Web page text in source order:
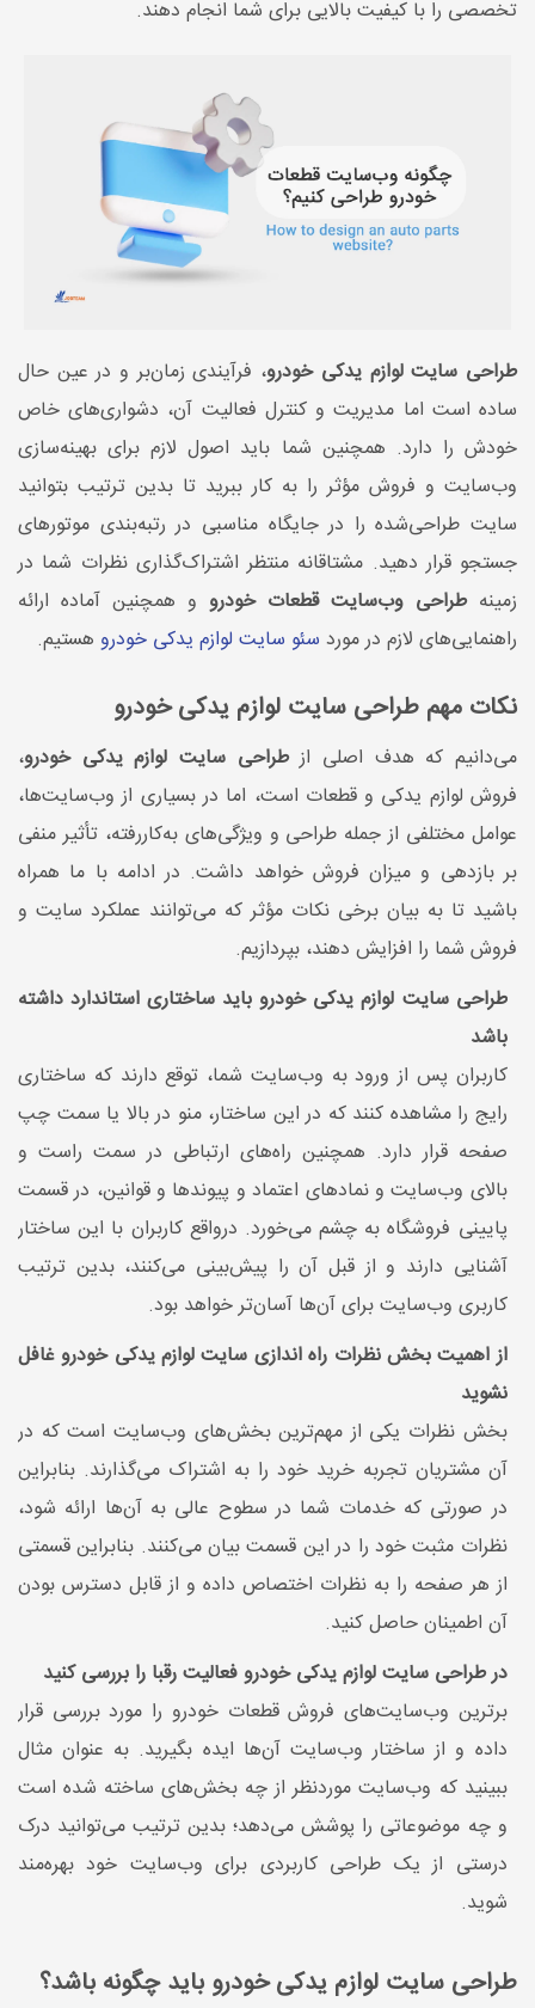
تخصصی را با کیفیت بالایی برای شما انجام دهند.
طراحی سایت لوازم یدکی خودرو، فرآیندی زمان‌بر و در عین حال
ساده است اما مدیریت و کنترل فعالیت آن، دشواری‌های خاص
خودش را دارد. همچنین شما باید اصول لازم برای بهینه‌سازی
وب‌سایت و فروش مؤثر را به کار ببرید تا بدین ترتیب بتوانید
سایت طراحی‌شده را در جایگاه مناسبی در رتبه‌بندی موتورهای
جستجو قرار دهید. مشتاقانه منتظر اشتراک‌گذاری نظرات شما در
زمینهطراحی وب‌سایت قطعات خودرو و همچنین آماده ارائه
راهنمایی‌های لازم در مورد سئو سایت لوازم یدکی خودرو هستیم.
نکات مهم طراحی سایت لوازم یدکی خودرو
می‌دانیم که هدف اصلی ازطراحی سایت لوازم یدکی خودرو،
فروش لوازم یدکی و قطعات است، اما در بسیاری از وب‌سایت‌ها،
عوامل مختلفی از جمله طراحی و ویژگی‌های به‌کاررفته، تأثیر منفی
بر بازدهی و میزان فروش خواهد داشت. در ادامه با ما همراه
باشید تا به بیان برخی نکات مؤثر که می‌توانند عملکرد سایت و
فروش شما را افزایش دهند، بپردازیم.
طراحی سایت لوازم یدکی خودرو باید ساختاری استاندارد داشته
باشد
کاربران پس از ورود به وب‌سایت شما، توقع دارند که ساختاری
رایج را مشاهده کنند که در این ساختار، منو در بالا یا سمت چپ
صفحه قرار دارد. همچنین راه‌های ارتباطی در سمت راست و
بالای وب‌سایت و نمادهای اعتماد و پیوندها و قوانین، در قسمت
پایینی فروشگاه به چشم می‌خورد. درواقع کاربران با این ساختار
آشنایی دارند و از قبل آن را پیش‌بینی می‌کنند، بدین ترتیب
کاربری وب‌سایت برای آن‌ها آسان‌تر خواهد بود.
از اهمیت بخش نظرات راه اندازی سایت لوازم یدکی خودرو غافل
نشوید
بخش نظرات یکی از مهم‌ترین بخش‌های وب‌سایت است که در
آن مشتریان تجربه خرید خود را به اشتراک می‌گذارند. بنابراین
در صورتی که خدمات شما در سطوح عالی به آن‌ها ارائه شود،
نظرات مثبت خود را در این قسمت بیان می‌کنند. بنابراین قسمتی
از هر صفحه را به نظرات اختصاص داده و از قابل دسترس بودن
آن اطمینان حاصل کنید.
در طراحی سایت لوازم یدکی خودرو فعالیت رقبا را بررسی کنید
برترین وب‌سایت‌های فروش قطعات خودرو را مورد بررسی قرار
داده و از ساختار وب‌سایت آن‌ها ایده بگیرید. به عنوان مثال
ببینید که وب‌سایت موردنظر از چه بخش‌های ساخته شده است
و چه موضوعاتی را پوشش می‌دهد؛ بدین ترتیب می‌توانید درک
درستی از یک طراحی کاربردی برای وب‌سایت خود بهره‌مند
شوید.
طراحی سایت لوازم یدکی خودرو باید چگونه باشد؟